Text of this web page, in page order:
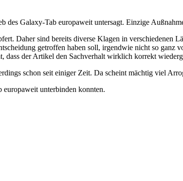
des Galaxy-Tab europaweit untersagt. Einzige
Daher sind bereits diverse Klagen in verschiedenen
getroffen haben soll, irgendwie nicht so ganz
dass der Artikel den Sachverhalt wirklich korrekt
schon seit einiger Zeit. Da scheint mächtig viel
unterbinden konnten.